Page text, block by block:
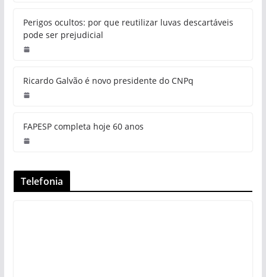
Perigos ocultos: por que reutilizar luvas descartáveis
pode ser prejudicial
Ricardo Galvão é novo presidente do CNPq
FAPESP completa hoje 60 anos
Telefonia